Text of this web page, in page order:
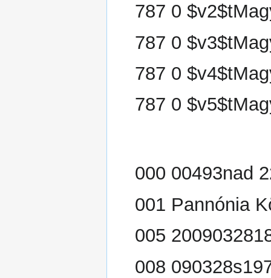
787 0
787 0
787 0
787 0
000 00493nad
001 Pannónia
005
008